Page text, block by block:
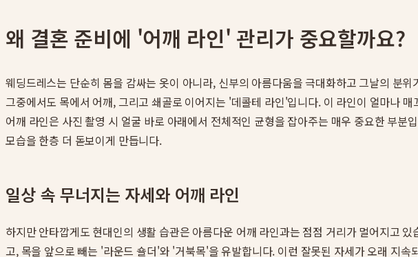
왜 결혼 준비에 '어깨 라인' 관리가 중요할까요?
웨딩드레스는 단순히 몸을 감싸는 옷이 아니라, 신부의 아름다움을 극대화하고 그날의 분
그중에서도 목에서 어깨, 그리고 쇄골로 이어지는 '데콜테 라인'입니다. 이 라인이 얼마나
어깨 라인은 사진 촬영 시 얼굴 바로 아래에서 전체적인 균형을 잡아주는 매우 중요한 부
모습을 한층 더 돋보이게 만듭니다.
일상 속 무너지는 자세와 어깨 라인
하지만 안타깝게도 현대인의 생활 습관은 아름다운 어깨 라인과는 점점 거리가 멀어지고
고, 목을 앞으로 빼는 '라운드 숄더'와 '거북목'을 유발합니다. 이런 잘못된 자세가 오래 지